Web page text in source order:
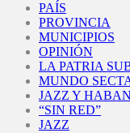
PAÍS
PROVINCIA
MUNICIPIOS
OPINIÓN
LA PATRIA
MUNDO
JAZZ Y
“SIN RED”
JAZZ